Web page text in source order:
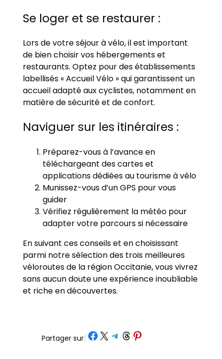
Se loger et se restaurer :
Lors de votre séjour à vélo, il est important
de bien choisir vos hébergements et
restaurants. Optez pour des établissements
labellisés « Accueil Vélo » qui garantissent un
accueil adapté aux cyclistes, notamment en
matière de sécurité et de confort.
Naviguer sur les itinéraires :
Préparez-vous à l’avance en
téléchargeant des cartes et
applications dédiées au tourisme à vélo
Munissez-vous d’un GPS pour vous
guider
Vérifiez régulièrement la météo pour
adapter votre parcours si nécessaire
En suivant ces conseils et en choisissant
parmi notre sélection des trois meilleures
véloroutes de la région Occitanie, vous vivrez
sans aucun doute une expérience inoubliable
et riche en découvertes.
Partager sur/ Partager sur Facebook
Partager sur X Partager sur Telegram
Partager sur Threads
Partager sur Pinterest